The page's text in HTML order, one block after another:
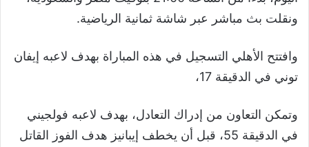
ونقلت بث مباشر عبر شاشة ثمانية الرياضية.
وافتتح الأهلي التسجيل في هذه المباراة بهدف لاعبه إيفان
توني في الدقيقة 17،
وتمكن التعاون من إدراك التعادل، بهدف لاعبه فولجيني
في الدقيقة 55، قبل أن يخطف إيبانيز هدف الفوز القاتل